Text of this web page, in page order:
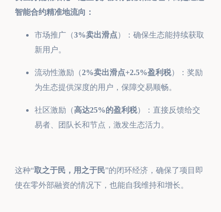
智能合约精准地流向：
市场推广（3%卖出滑点）：确保生态能持续获取
新用户。
流动性激励（2%卖出滑点+2.5%盈利税）：奖励
为生态提供深度的用户，保障交易顺畅。
社区激励（高达25%的盈利税）：直接反馈给交
易者、团队长和节点，激发生态活力。
这种“取之于民，用之于民”的闭环经济，确保了项目即
使在零外部融资的情况下，也能自我维持和增长。